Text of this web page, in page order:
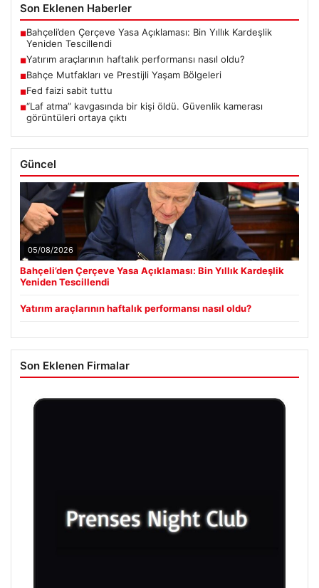
Son Eklenen Haberler
■Bahçeli’den Çerçeve Yasa Açıklaması: Bin Yıllık Kardeşlik
Yeniden Tescillendi
■Yatırım araçlarının haftalık performansı nasıl oldu?
■Bahçe Mutfakları ve Prestijli Yaşam Bölgeleri
■Fed faizi sabit tuttu
■“Laf atma” kavgasında bir kişi öldü. Güvenlik kamerası
görüntüleri ortaya çıktı
Güncel
05/08/2026
Bahçeli’den Çerçeve Yasa Açıklaması: Bin Yıllık Kardeşlik
Yeniden Tescillendi
Yatırım araçlarının haftalık performansı nasıl oldu?
Son Eklenen Firmalar